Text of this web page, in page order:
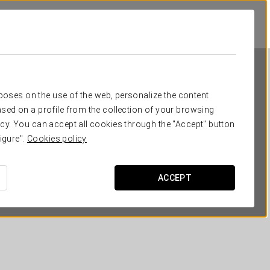
on the use of the web, personalize the content
on a profile from the collection of your browsing
You can accept all cookies through the "Accept" button
Cookies policy
ACCEPT
Exe Suites Reforma
МЕХИКО, CDMX